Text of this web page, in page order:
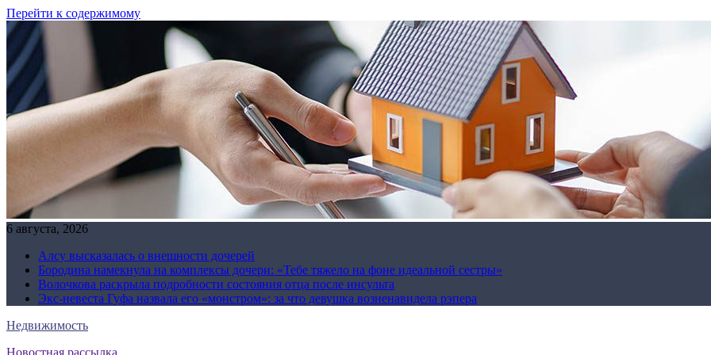
Перейти к содержимому
6 августа, 2026
Алсу высказалась о внешности дочерей
Бородина намекнула на комплексы дочери: «Тебе тяжело на фоне идеальной сестры»
Волочкова раскрыла подробности состояния отца после инсульта
Экс-невеста Гуфа назвала его «монстром»: за что девушка возненавидела рэпера
Недвижимость
Новостная рассылка